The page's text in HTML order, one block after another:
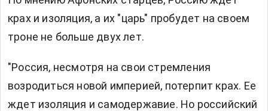
крах и изоляция, а их "царь" пробудет на своем
троне не больше двух лет.
"Россия, несмотря на свои стремления
возродиться новой империей, потерпит крах. Ее
ждет изоляция и самодержавие. Но российский